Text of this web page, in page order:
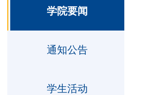
学院要闻
通知公告
学生活动